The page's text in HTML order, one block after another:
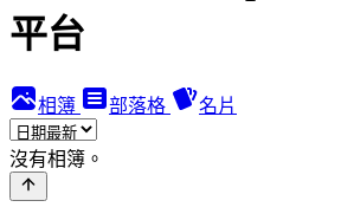
平台
相簿 部落格 名片
沒有相簿。